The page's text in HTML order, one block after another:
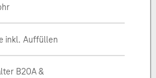
inkl. Auffüllen
B20A &